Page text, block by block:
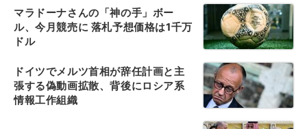
マラドーナさんの「神の手」ボー
ル、今月競売に 落札予想価格は1千万
ドル
ドイツでメルツ首相が辞任計画と主
張する偽動画拡散、背後にロシア系
情報工作組織